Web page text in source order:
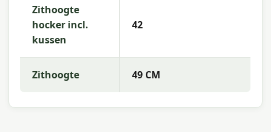
Zithoogte
hocker incl.
kussen
42
Zithoogte 49 CM